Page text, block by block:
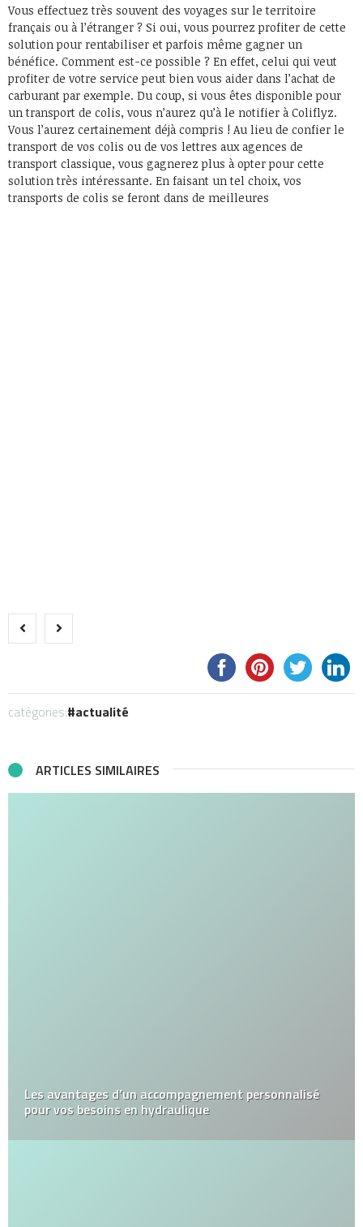
Vous effectuez très souvent des voyages sur le territoire
français ou à l’étranger ? Si oui, vous pourrez profiter de cette
solution pour rentabiliser et parfois même gagner un
bénéfice. Comment est-ce possible ? En effet, celui qui veut
profiter de votre service peut bien vous aider dans l’achat de
carburant par exemple. Du coup, si vous êtes disponible pour
un transport de colis, vous n’aurez qu’à le notifier à Coliflyz.
Vous l’aurez certainement déjà compris ! Au lieu de confier le
transport de vos colis ou de vos lettres aux agences de
transport classique, vous gagnerez plus à opter pour cette
solution très intéressante. En faisant un tel choix, vos
transports de colis se feront dans de meilleures
catégories: actualité
ARTICLES SIMILAIRES
Les avantages d’un accompagnement personnalisé
pour vos besoins en hydraulique